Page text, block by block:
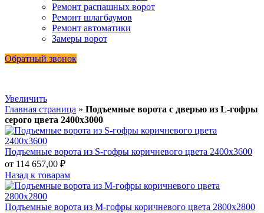
Ремонт распашных ворот
Ремонт шлагбаумов
Ремонт автоматики
Замеры ворот
Обратный звонок
Увеличить
Главная страница » Подъемные ворота с дверью из L-гофры
серого цвета 2400х3000
Подъемные ворота из S-гофры коричневого цвета 2400х3600
от 114 657,00 ₽
Назад к товарам
Подъемные ворота из M-гофры коричневого цвета 2800х2800